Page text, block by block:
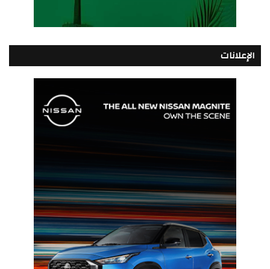
الإعلانات